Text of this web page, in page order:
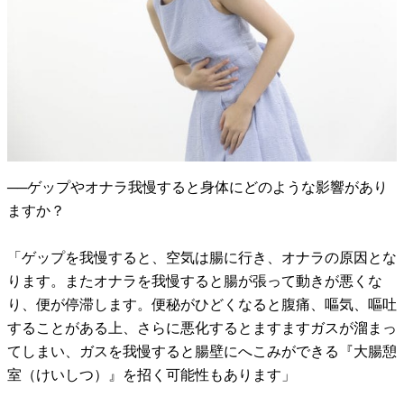
──ゲップやオナラ我慢すると身体にどのような影響があり
ますか？
「ゲップを我慢すると、空気は腸に行き、オナラの原因とな
ります。またオナラを我慢すると腸が張って動きが悪くな
り、便が停滞します。便秘がひどくなると腹痛、嘔気、嘔吐
することがある上、さらに悪化するとますますガスが溜まっ
てしまい、ガスを我慢すると腸壁にへこみができる『大腸憩
室（けいしつ）』を招く可能性もあります」